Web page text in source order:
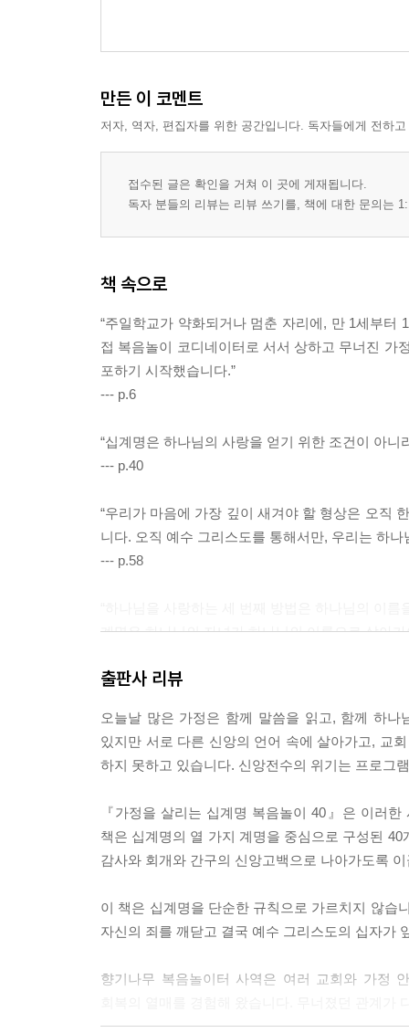
만든 이 코멘트
저자, 역자, 편집자를 위한 공간입니다. 독자들에게 전하
접수된 글은 확인을 거쳐 이 곳에 게재됩니다.
독자 분들의 리뷰는 리뷰 쓰기를, 책에 대한 문의는
책 속으로
“주일학교가 약화되거나 멈춘 자리에, 만 1세부
접 복음놀이 코디네이터로 서서 상하고 무너진 가
포하기 시작했습니다.”
--- p.6
“십계명은 하나님의 사랑을 얻기 위한 조건이 아
--- p.40
“우리가 마음에 가장 깊이 새겨야 할 형상은 오직
니다. 오직 예수 그리스도를 통해서만, 우리는 하
--- p.58
계명은 하나님의 자녀가 하나님의 이름으로 살아
--- p.66
출판사 리뷰
오늘날 많은 가정은 함께 말씀을 읽고, 함께 하
있지만 서로 다른 신앙의 언어 속에 살아가고, 교
하지 못하고 있습니다. 신앙전수의 위기는 프로그
『가정을 살리는 십계명 복음놀이 40』은 이러
책은 십계명의 열 가지 계명을 중심으로 구성된
감사와 회개와 간구의 신앙고백으로 나아가도록
이 책은 십계명을 단순한 규칙으로 가르치지 않습
자신의 죄를 깨닫고 결국 예수 그리스도의 십자가
향기나무 복음놀이터 사역은 여러 교회와 가정